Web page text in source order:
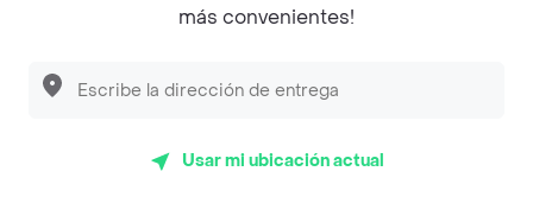
más convenientes!
Usar mi ubicación actual